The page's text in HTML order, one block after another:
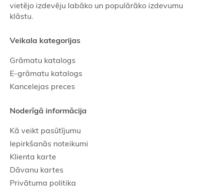
vietējo izdevēju labāko un populārāko izdevumu
klāstu.
Veikala kategorijas
Grāmatu katalogs
E-grāmatu katalogs
Kancelejas preces
Noderīgā informācija
Kā veikt pasūtījumu
Iepirkšanās noteikumi
Klienta karte
Dāvanu kartes
Privātuma politika